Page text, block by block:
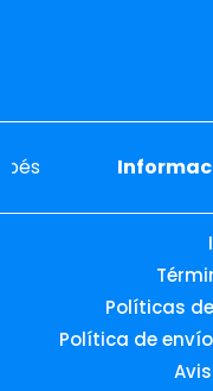
Políticas
Política de